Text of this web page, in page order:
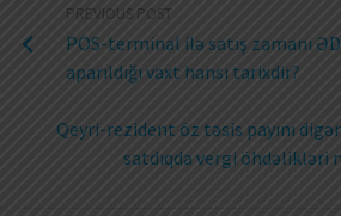
PREVIOUS POST
POS-terminal ilə satış zamanı
aparıldığı vaxt hansı tarixdir?
Qeyri-rezident öz təsis payını
satdıqda vergi öhdəlikləri